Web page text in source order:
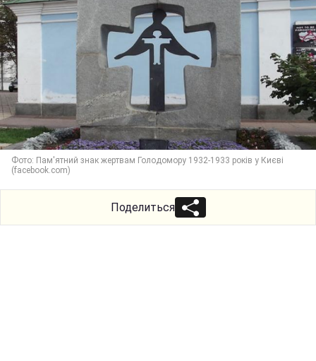
Фото: Пам'ятний знак жертвам Голодомору 1932-1933 років у Києві
(facebook.com)
Поделиться